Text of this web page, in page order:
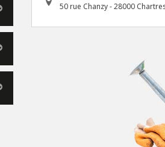
50 rue Chanzy - 28000